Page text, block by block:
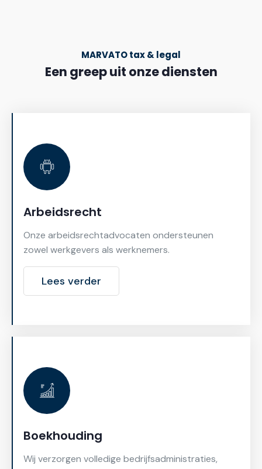
MARVATO tax & legal
Een greep uit onze diensten
Arbeidsrecht
Onze arbeidsrechtadvocaten ondersteunen
zowel werkgevers als werknemers.
Lees verder
Boekhouding
Wij verzorgen volledige bedrijfsadministraties,